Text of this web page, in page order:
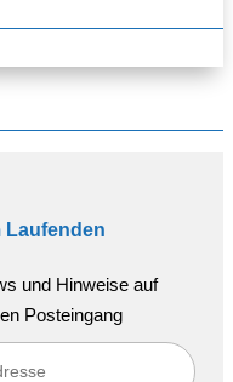
Laufenden
und Hinweise auf
Posteingang